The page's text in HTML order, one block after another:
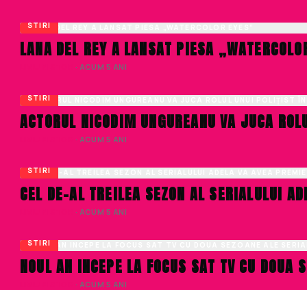
STIRI
LANA DEL REY A LANSAT PIESA
· ACUM 5 ANI
STIRI
ACTORUL NICODIM UNGUREANU VA JUCA
· ACUM 5 ANI
STIRI
CEL DE-AL TREILEA SEZON AL SERIALULUI
· ACUM 5 ANI
STIRI
NOUL AN INCEPE LA FOCUS SAT TV CU
· ACUM 5 ANI